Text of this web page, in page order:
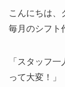
こんにちは、
毎月のシフト
「スタッフ
って大変！」